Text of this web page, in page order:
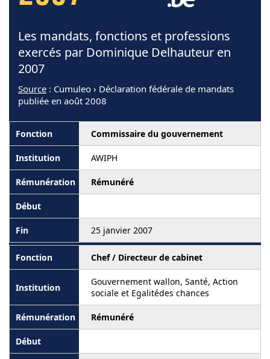
Les mandats, fonctions et professions
exercés par Dominique Delhauteur en
2007
Source : Cumuleo › Déclaration fédérale de mandats
publiée en août 2008
Commissaire du gouvernement
AWIPH
Rémunéré
25 janvier 2007
Chef / Directeur de cabinet
Gouvernement wallon, Santé, Action
sociale et Egalitédes chances
Rémunéré